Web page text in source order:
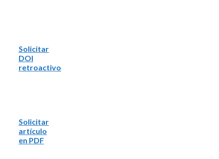
Solicitar
DOI
retroactivo
Solicitar
artículo
en PDF